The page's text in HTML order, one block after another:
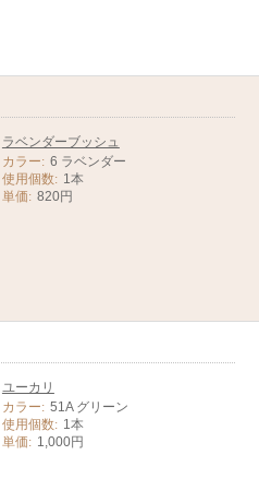
ラベンダーブッシュ
カラー: 6 ラベンダー
使用個数: 1本
単価: 820円
ユーカリ
カラー: 51A グリーン
使用個数: 1本
単価: 1,000円